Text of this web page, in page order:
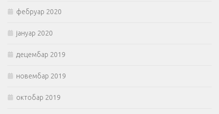
фебруар 2020
јануар 2020
децембар 2019
новембар 2019
октобар 2019